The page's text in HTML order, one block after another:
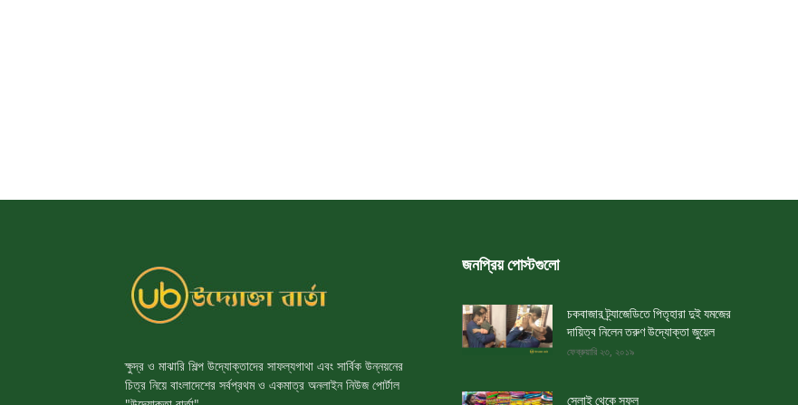
ক্ষুদ্র ও মাঝারি শিল্প উদ্যোক্তাদের সাফল্যগাথা এবং সার্বিক উন্নয়নের
চিত্র নিয়ে বাংলাদেশের সর্বপ্রথম ও একমাত্র অনলাইন নিউজ পোর্টাল
জনপ্রিয় পোস্টগুলো
চকবাজার ট্র্যাজেডিতে পিতৃহারা দুই যমজের
দায়িত্ব নিলেন তরুণ উদ্যোক্তা জুয়েল
ফেব্রুয়ারি ২৩, ২০১৯
সেলাই থেকে সফল